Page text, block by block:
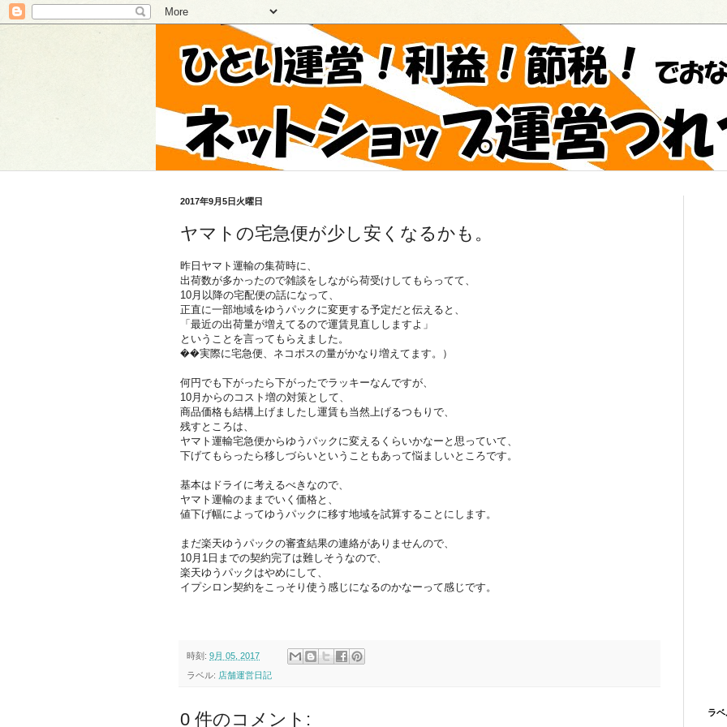
2017年9月5日火曜日
ヤマトの宅急便が少し安くなるかも。
昨日ヤマト運輸の集荷時に、
出荷数が多かったので雑談をしながら荷受けしてもらってて、
10月以降の宅配便の話になって、
正直に一部地域をゆうパックに変更する予定だと伝えると、
「最近の出荷量が増えてるので運賃見直ししますよ」
ということを言ってもらえました。
��実際に宅急便、ネコポスの量がかなり増えてます。）
何円でも下がったら下がったでラッキーなんですが、
10月からのコスト増の対策として、
商品価格も結構上げましたし運賃も当然上げるつもりで、
残すところは、
ヤマト運輸宅急便からゆうパックに変えるくらいかなーと思っていて、
下げてもらったら移しづらいということもあって悩ましいところです。
基本はドライに考えるべきなので、
ヤマト運輸のままでいく価格と、
値下げ幅によってゆうパックに移す地域を試算することにします。
まだ楽天ゆうパックの審査結果の連絡がありませんので、
10月1日までの契約完了は難しそうなので、
楽天ゆうパックはやめにして、
イプシロン契約をこっそり使う感じになるのかなーって感じです。
時刻: 9月 05, 2017
ラベル: 店舗運営日記
0 件のコメント: ラベ